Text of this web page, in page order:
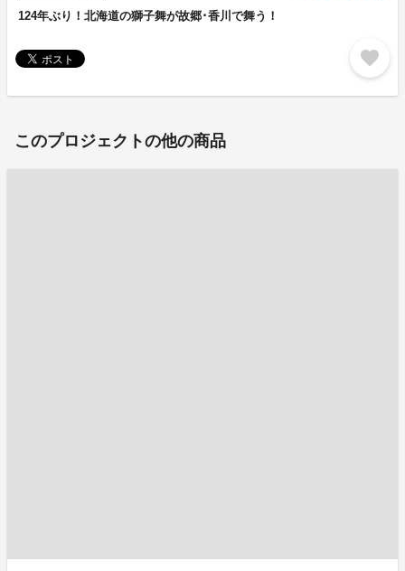
124年ぶり！北海道の獅子舞が故郷･香川で舞う！
favorite
このプロジェクトの他の商品